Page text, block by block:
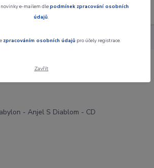
Menu
- Anjel S Diablom - CD
S Diablom - CD
e-mailem dlepodmínek zpracování osobních
údajů.
zpracováním osobních údajů pro účely registrace.
Zavřít